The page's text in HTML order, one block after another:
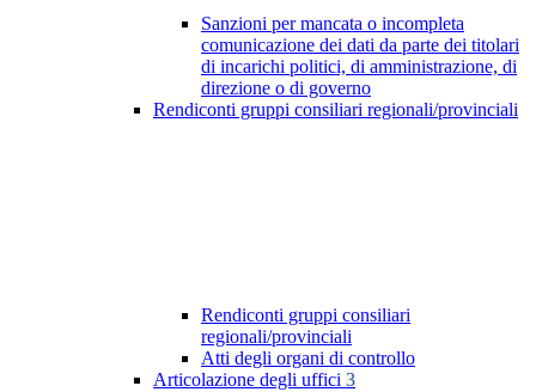
Sanzioni per mancata o incompleta
comunicazione dei dati da parte dei titolari
di incarichi politici, di amministrazione, di
direzione o di governo
Rendiconti gruppi consiliari regionali/provinciali
Rendiconti gruppi consiliari
regionali/provinciali
Atti degli organi di controllo
Articolazione degli uffici 3